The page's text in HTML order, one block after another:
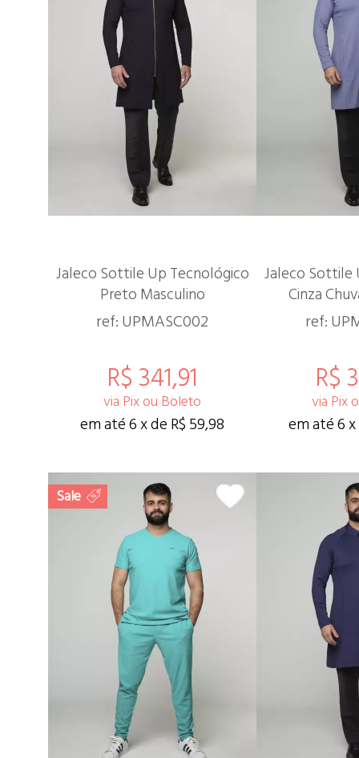
Jaleco Sottile Up Tecnológico
Preto Masculino
ref: UPMASC002
R$ 341,91
via Pix ou Boleto
em até 6 x de R$ 59,98
Jaleco Sottile
Cinza
ref:
R$
via Pix
em até 6
Sale